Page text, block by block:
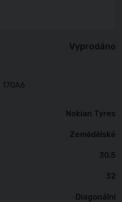
Vyprodáno
Nokian Tyres
Zemědělské
30.5
32
Diagonální